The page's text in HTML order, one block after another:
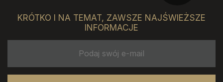
KRÓTKO I NA TEMAT, ZAWSZE NAJŚWIEŻSZE
INFORMACJE